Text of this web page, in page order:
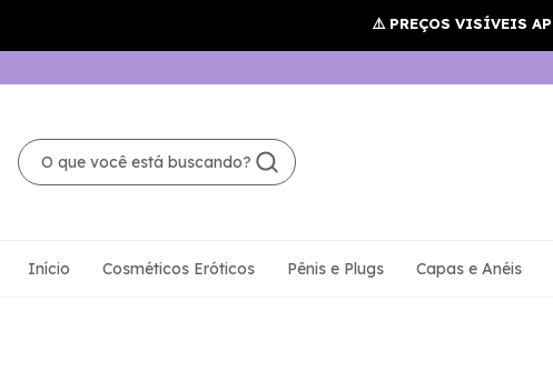
Início Cosméticos Eróticos Pênis e Plugs Capas e Anéis